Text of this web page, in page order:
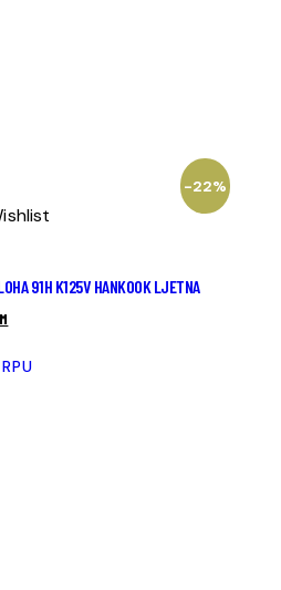
-22%
91H K125V HANKOOK LJETNA